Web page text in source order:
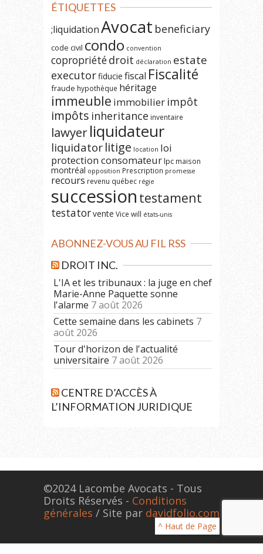
ÉTIQUETTES
;liquidationAvocat beneficiary
code civil condo convention
copropriétédroit déclaration estate
executorfiducie fiscal Fiscalité
fraude hypothèque héritage
immeuble immobilier impôt
impôts inheritance inventaire
lawyerliquidateur
liquidatorlitige location loi
protection consomateurlpc maison
montréal opposition Prescription promesse
recours revenu québec régie
succession testament
testatorvente Vice will états-unis
ABONNEZ-VOUS AU FIL RSS
DROIT INC.
L'IA et les tribunaux : la juge en chef
Marie-Anne Paquette sonne
l'alarme 7 août 2026
Cette semaine dans les cabinets 7
août 2026
Tour d'horizon de l'actualité
universitaire 7 août 2026
CENTRE D’ACCÈS À
L’INFORMATION JURIDIQUE
©2024 Lacombe Avocats - Tous
Droits Réservés - Conditions
générales / Site par davidfolio.com
^ Haut de Page